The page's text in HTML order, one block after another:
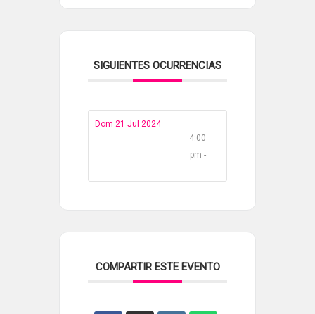
SIGUIENTES OCURRENCIAS
Dom 21 Jul 2024
4:00
pm -
COMPARTIR ESTE EVENTO